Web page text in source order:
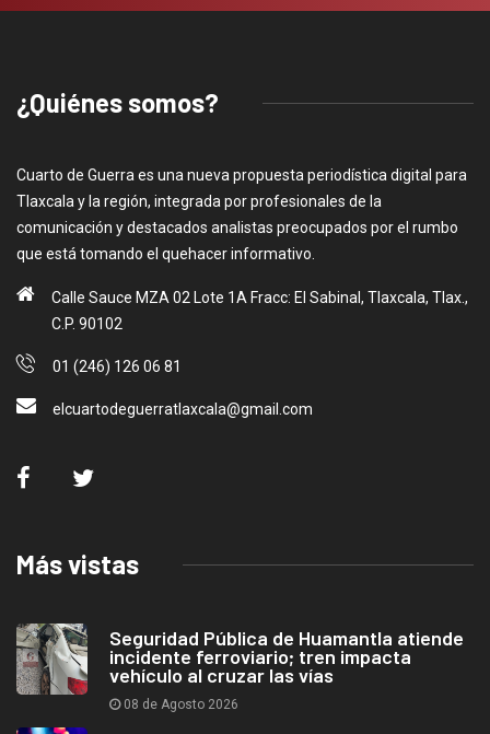
¿Quiénes somos?
Cuarto de Guerra es una nueva propuesta periodística digital para
Tlaxcala y la región, integrada por profesionales de la
comunicación y destacados analistas preocupados por el rumbo
que está tomando el quehacer informativo.
Calle Sauce MZA 02 Lote 1A Fracc: El Sabinal, Tlaxcala, Tlax.,
C.P. 90102
01 (246) 126 06 81
elcuartodeguerratlaxcala@gmail.com
Más vistas
Seguridad Pública de Huamantla atiende
incidente ferroviario; tren impacta
vehículo al cruzar las vías
08 de Agosto 2026